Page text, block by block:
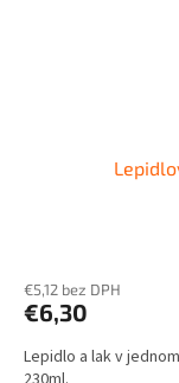
€5,12 bez DPH
€6,30
Lepidlo a lak v